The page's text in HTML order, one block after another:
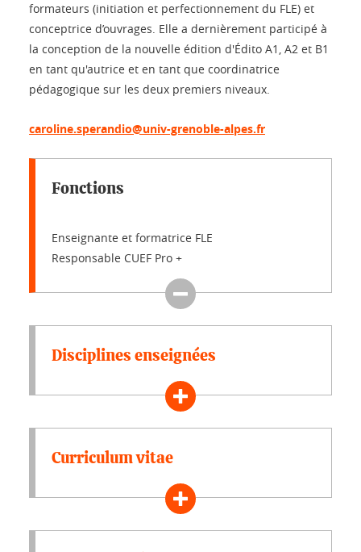
formateurs (initiation et perfectionnement du FLE) et
conceptrice d’ouvrages. Elle a dernièrement participé à
la conception de la nouvelle édition d'Édito A1, A2 et B1
en tant qu'autrice et en tant que coordinatrice
pédagogique sur les deux premiers niveaux.
caroline.sperandio@univ-grenoble-alpes.fr
Fonctions
Enseignante et formatrice FLE
Responsable CUEF Pro +
Disciplines enseignées
Curriculum vitae